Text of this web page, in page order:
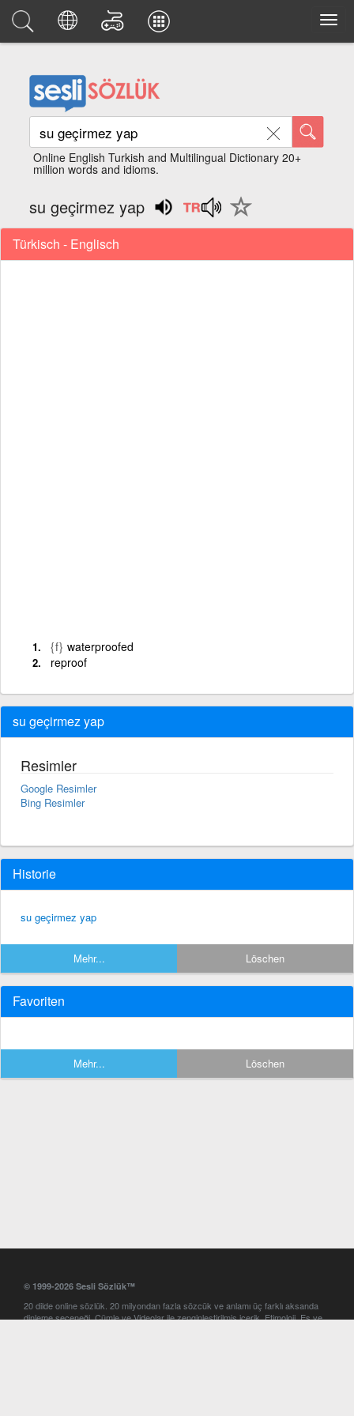
Online English Turkish and Multilingual Dictionary 20+
million words and idioms.
su geçirmez yap
Türkisch - Englisch
{f} waterproofed
reproof
su geçirmez yap
Resimler
Google Resimler
Bing Resimler
Historie
su geçirmez yap
Mehr... Löschen
Favoriten
Mehr... Löschen
© 1999-2026 Sesli Sözlük™
20 dilde online sözlük. 20 milyondan fazla sözcük ve anlamı üç farklı aksanda
dinleme seçeneği. Cümle ve Videolar ile zenginleştirilmiş içerik. Etimoloji, Eş ve